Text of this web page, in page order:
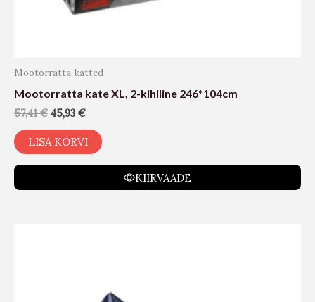
Mootorratta katted
Mootorratta kate XL, 2-kihiline 246*104cm
57,41€ 45,93 €
LISA KORVI
KIIRVAADE